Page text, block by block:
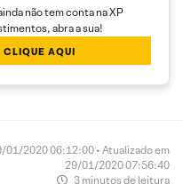
não tem conta na XP
abra a sua!
CLIQUE AQUI
01/2020 06:12:00 • Atualizado em
29/01/2020 07:56:40
3 minutos de leitura